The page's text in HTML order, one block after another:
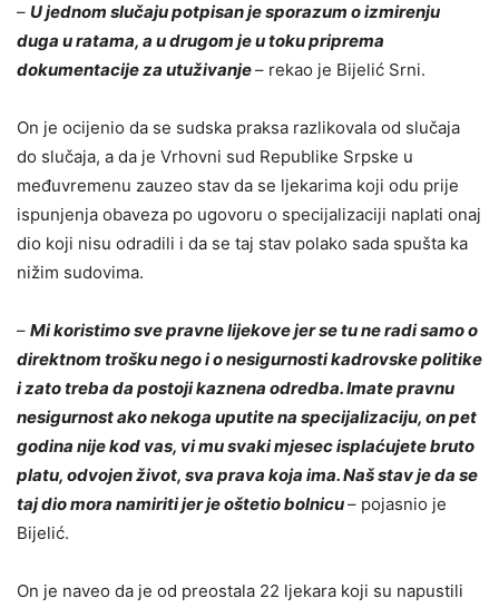
– U jednom slučaju potpisan je sporazum o izmirenju
duga u ratama, a u drugom je u toku priprema
dokumentacije za utuživanje– rekao je Bijelić Srni.
On je ocijenio da se sudska praksa razlikovala od slučaja
do slučaja, a da je Vrhovni sud Republike Srpske u
međuvremenu zauzeo stav da se ljekarima koji odu prije
ispunjenja obaveza po ugovoru o specijalizaciji naplati onaj
dio koji nisu odradili i da se taj stav polako sada spušta ka
nižim sudovima.
– Mi koristimo sve pravne lijekove jer se tu ne radi samo o
direktnom trošku nego i o nesigurnosti kadrovske politike
i zato treba da postoji kaznena odredba. Imate pravnu
nesigurnost ako nekoga uputite na specijalizaciju, on pet
godina nije kod vas, vi mu svaki mjesec isplaćujete bruto
platu, odvojen život, sva prava koja ima. Naš stav je da se
taj dio mora namiriti jer je oštetio bolnicu– pojasnio je
Bijelić.
On je naveo da je od preostala 22 ljekara koji su napustili